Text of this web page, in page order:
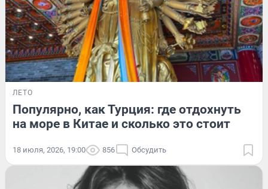
ЛЕТО
Популярно, как Турция: где отдохнуть
на море в Китае и сколько это стоит
18 июля, 2026, 19:00 856 Обсудить